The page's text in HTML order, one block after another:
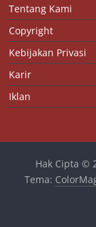
Tentang Kami
Copyright
Kebijakan Privasi
Karir
Iklan
Hak Cipta ©
Tema: